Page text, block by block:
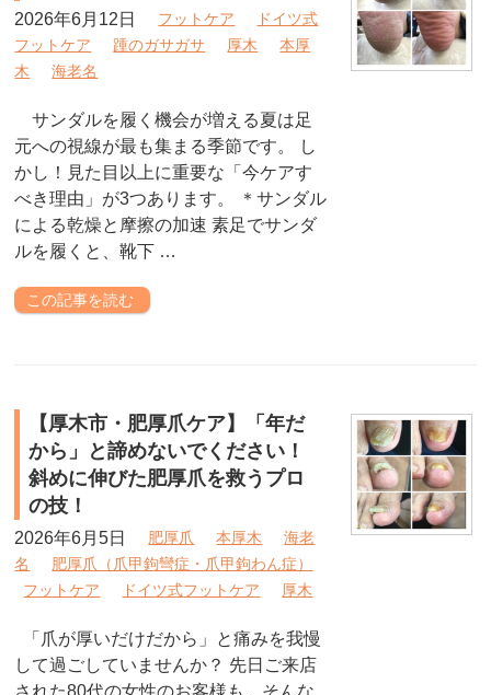
2026年6月12日 フットケア
ドイツ式
フットケア
踵のガサガサ 厚木
本厚
木
海老名
サンダルを履く機会が増える夏は足
元への視線が最も集まる季節です。 し
かし！見た目以上に重要な「今ケアす
べき理由」が3つあります。 ＊サンダル
による乾燥と摩擦の加速 素足でサンダ
ルを履くと、靴下 …
この記事を読む
【厚木市・肥厚爪ケア】「年だ
から」と諦めないでください！
斜めに伸びた肥厚爪を救うプロ
の技！
2026年6月5日 肥厚爪 本厚木
海老
名
肥厚爪（爪甲鉤彎症・爪甲鉤わん症）
フットケア
ドイツ式フットケア 厚木
「爪が厚いだけだから」と痛みを我慢
して過ごしていませんか？ 先日ご来店